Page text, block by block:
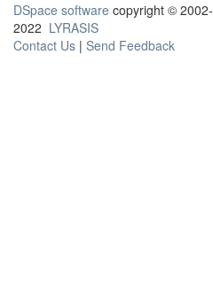
DSpace software copyright © 2002-
2022 LYRASIS
Contact Us | Send Feedback